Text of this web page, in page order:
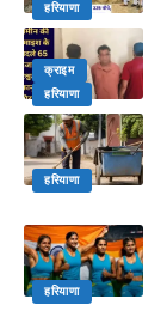
हरियाणा
क्राइम
हरियाणा
हरियाणा
हरियाणा